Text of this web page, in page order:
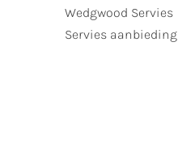
Wedgwood Servies
Servies aanbieding